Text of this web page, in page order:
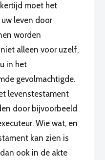
moet het
leven door
worden
alleen voor uzelf,
in het
gevolmachtigde.
levenstestament
door bijvoorbeeld
Wie wat, en
kan zien is
ook in de akte